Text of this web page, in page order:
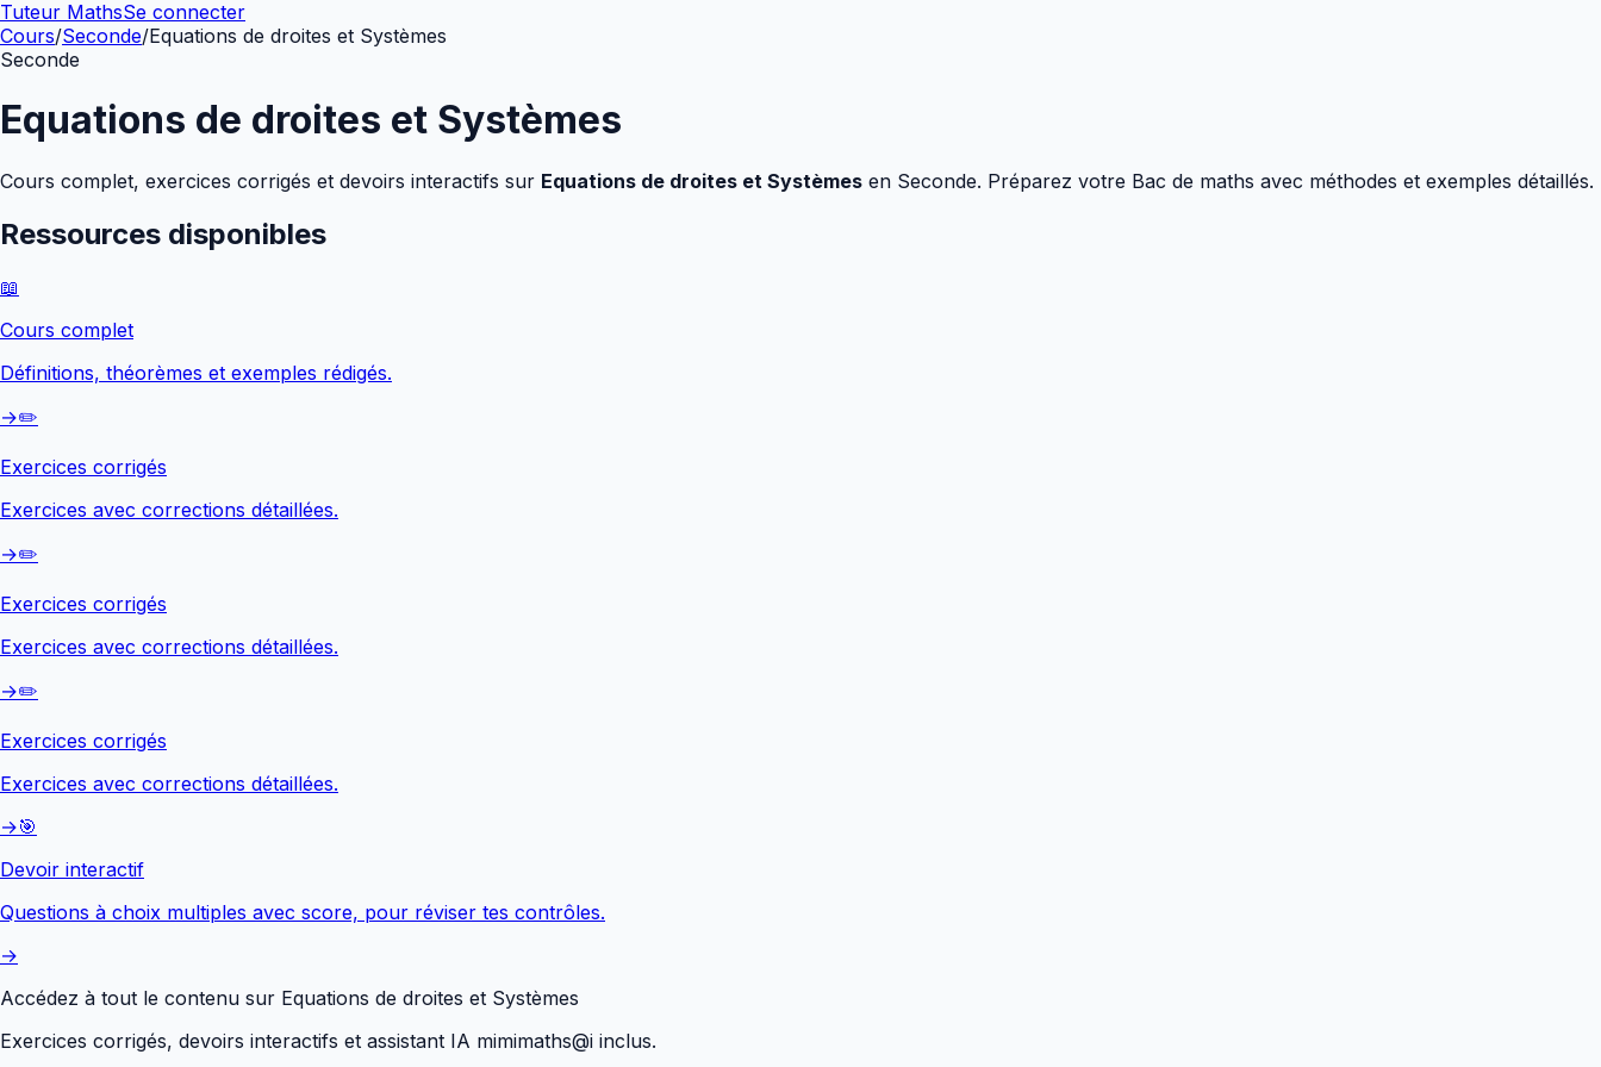
Tuteur MathsSe connecter
Cours/Seconde/Equations de droites et Systèmes
Seconde
Equations de droites et Systèmes
Cours complet, exercices corrigés et devoirs interactifs sur Equations de droites et Systèmes en Seconde. Préparez votre Bac de maths avec méthodes et exemples détaillés.
Ressources disponibles
📖
Cours complet
Définitions, théorèmes et exemples rédigés.
→✏️
Exercices corrigés
Exercices avec corrections détaillées.
→✏️
Exercices corrigés
Exercices avec corrections détaillées.
→✏️
Exercices corrigés
Exercices avec corrections détaillées.
→🎯
Devoir interactif
Questions à choix multiples avec score, pour réviser tes contrôles.
→
Accédez à tout le contenu sur Equations de droites et Systèmes
Exercices corrigés, devoirs interactifs et assistant IA mimimaths@i inclus.